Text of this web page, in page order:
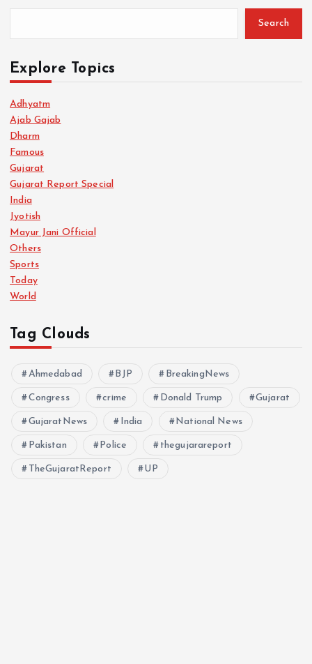
Search
Explore Topics
Adhyatm
Ajab Gajab
Dharm
Famous
Gujarat
Gujarat Report Special
India
Jyotish
Mayur Jani Official
Others
Sports
Today
World
Tag Clouds
Ahmedabad BJP BreakingNews
Congress crime Donald Trump Gujarat
GujaratNews India National News
Pakistan Police thegujarareport
TheGujaratReport UP